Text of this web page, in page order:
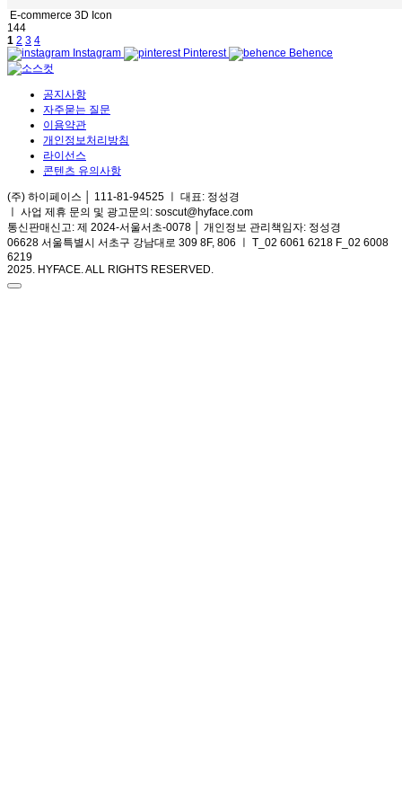
E-commerce 3D Icon
144
1 2 3 4
Instagram
Pinterest Behence
공지사항
자주묻는 질문
이용약관
개인정보처리방침
라이선스
콘텐츠 유의사항
(주) 하이페이스 │ 111-81-94525 ㅣ 대표: 정성경
사업 제휴 문의 및 광고문의: soscut@hyface.com
통신판매신고: 제 2024-서울서초-0078 │ 개인정보 관리책임자: 정성경
06628 서울특별시 서초구 강남대로 309 8F, 806 ㅣ T_02 6061 6218 F_02 6008
6219
2025. HYFACE. ALL RIGHTS RESERVED.